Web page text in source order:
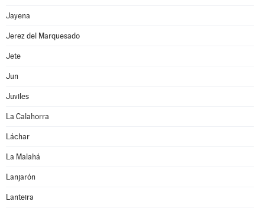
Jayena
Jerez del Marquesado
Jete
Jun
Juviles
La Calahorra
Láchar
La Malahá
Lanjarón
Lanteira